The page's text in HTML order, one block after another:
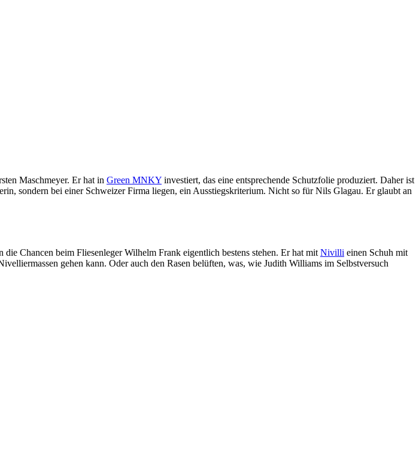
Maschmeyer. Er hat in Green MNKY investiert, das eine entsprechende Schutzfolie produziert. Daher ist
sondern bei einer Schweizer Firma liegen, ein Ausstiegskriterium. Nicht so für Nils Glagau. Er glaubt an
Chancen beim Fliesenleger Wilhelm Frank eigentlich bestens stehen. Er hat mit Nivilli einen Schuh mit
gehen kann. Oder auch den Rasen belüften, was, wie Judith Williams im Selbstversuch